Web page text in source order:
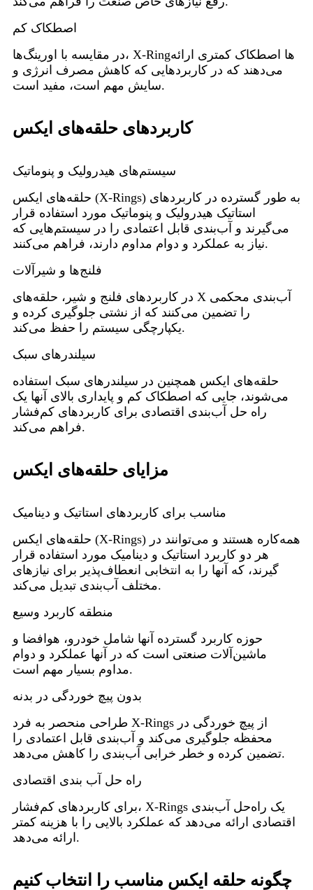
اصطکاک کم
در مقایسه با اورینگ‌ها، X-Ringها اصطکاک کمتری ارائه
می‌دهند که در کاربردهایی که کاهش مصرف انرژی و
سایش مهم است، مفید است.
کاربردهای حلقه‌های ایکس
سیستم‌های هیدرولیک و پنوماتیک
حلقه‌های ایکس (X-Rings) به طور گسترده در کاربردهای
استاتیک هیدرولیک و پنوماتیک مورد استفاده قرار
می‌گیرند و آب‌بندی قابل اعتمادی را در سیستم‌هایی که
نیاز به عملکرد و دوام مداوم دارند، فراهم می‌کنند.
فلنج‌ها و شیرآلات
در کاربردهای فلنج و شیر، حلقه‌های X آب‌بندی محکمی
را تضمین می‌کنند که از نشتی جلوگیری کرده و
یکپارچگی سیستم را حفظ می‌کند.
سیلندرهای سبک
حلقه‌های ایکس همچنین در سیلندرهای سبک استفاده
می‌شوند، جایی که اصطکاک کم و پایداری بالای آنها یک
راه حل آب‌بندی اقتصادی برای کاربردهای کم‌فشار
فراهم می‌کند.
مزایای حلقه‌های ایکس
مناسب برای کاربردهای استاتیک و دینامیک
حلقه‌های ایکس (X-Rings) همه‌کاره هستند و می‌توانند در
هر دو کاربرد استاتیک و دینامیک مورد استفاده قرار
گیرند، که آنها را به انتخابی انعطاف‌پذیر برای نیازهای
مختلف آب‌بندی تبدیل می‌کند.
منطقه کاربرد وسیع
حوزه کاربرد گسترده آنها شامل خودرو، هوافضا و
ماشین‌آلات صنعتی است که در آنها عملکرد و دوام
مداوم بسیار مهم است.
بدون پیچ خوردگی در بدنه
طراحی منحصر به فرد X-Rings از پیچ خوردگی در
محفظه جلوگیری می‌کند و آب‌بندی قابل اعتمادی را
تضمین کرده و خطر خرابی آب‌بندی را کاهش می‌دهد.
راه حل آب بندی اقتصادی
برای کاربردهای کم‌فشار، X-Rings یک راه‌حل آب‌بندی
اقتصادی ارائه می‌دهد که عملکرد بالایی را با هزینه کمتر
ارائه می‌دهد.
چگونه حلقه ایکس مناسب را انتخاب کنیم